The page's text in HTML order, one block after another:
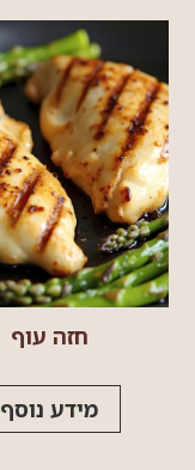
מחיר מגבוה לנמוך
מחיר מנמוך לגבוה
סדר א-ב יורד
סדר א-ב עולה
חזה עוף
מידע נוסף